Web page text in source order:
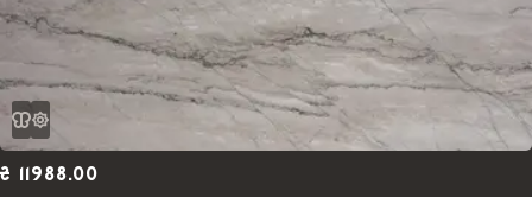
₴ 11988.00